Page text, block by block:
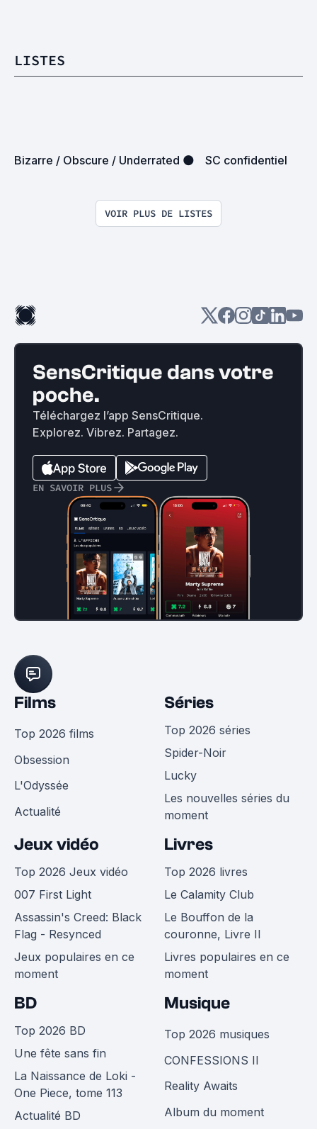
LISTES
Bizarre / Obscure / Underrated 🌑 SC confidentiel
VOIR PLUS DE LISTES
SensCritique dans votre
poche.
Téléchargez l’app SensCritique.
Explorez. Vibrez. Partagez.
EN SAVOIR PLUS
Films
Top 2026 films
Obsession
L'Odyssée
Actualité
Séries
Top 2026 séries
Spider-Noir
Lucky
Les nouvelles séries du
moment
Jeux vidéo
Top 2026 Jeux vidéo
007 First Light
Assassin's Creed: Black
Flag - Resynced
Jeux populaires en ce
moment
Livres
Top 2026 livres
Le Calamity Club
Le Bouffon de la
couronne, Livre II
Livres populaires en ce
moment
BD
Top 2026 BD
Une fête sans fin
La Naissance de Loki -
One Piece, tome 113
Actualité BD
Musique
Top 2026 musiques
CONFESSIONS II
Reality Awaits
Album du moment